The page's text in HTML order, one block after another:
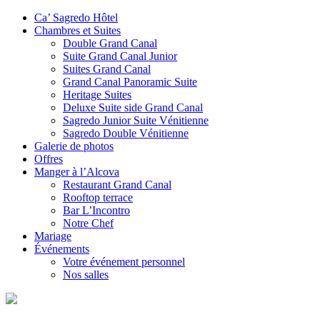
Ca’ Sagredo Hôtel
Chambres et Suites
Double Grand Canal
Suite Grand Canal Junior
Suites Grand Canal
Grand Canal Panoramic Suite
Heritage Suites
Deluxe Suite side Grand Canal
Sagredo Junior Suite Vénitienne
Sagredo Double Vénitienne
Galerie de photos
Offres
Manger à l’Alcova
Restaurant Grand Canal
Rooftop terrace
Bar L’Incontro
Notre Chef
Mariage
Événements
Votre événement personnel
Nos salles